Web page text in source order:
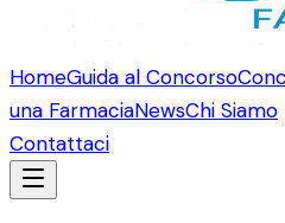
HomeGuida al Concorso
una FarmaciaNewsChi Siamo
Contattaci